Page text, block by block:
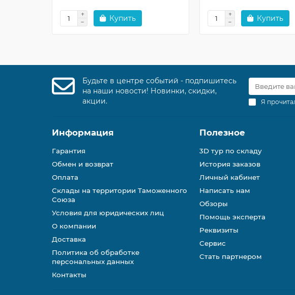
Купить Купить
Будьте в центре событий - подпишитесь
на наши новости! Новинки, скидки,
акции.
Я
Информация
Гарантия
Обмен и возврат
Оплата
Склады на территории Таможенного
Союза
Условия для юридических лиц
О компании
Доставка
Политика об обработке
персональных данных
Контакты
Полезное
3D тур по складу
История заказов
Личный кабинет
Написать нам
Обзоры
Помощь эксперта
Реквизиты
Сервис
Стать партнером